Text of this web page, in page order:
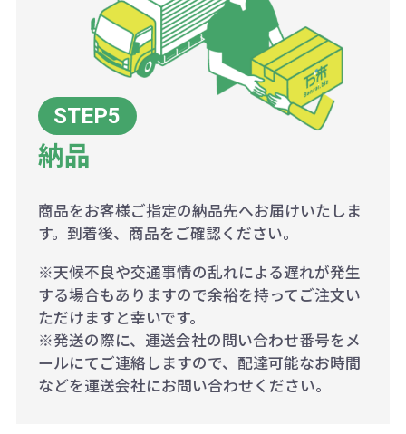
納品
商品をお客様ご指定の納品先へお届けいたしま
す。到着後、商品をご確認ください。
※天候不良や交通事情の乱れによる遅れが発生
する場合もありますので余裕を持ってご注文い
ただけますと幸いです。
※発送の際に、運送会社の問い合わせ番号をメ
ールにてご連絡しますので、配達可能なお時間
などを運送会社にお問い合わせください。